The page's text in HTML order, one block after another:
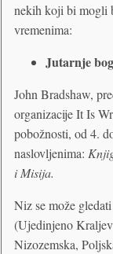
nekih koji bi mogli
vremenima:
Jutarnje
John Bradshaw,
organizacije It Is
pobožnosti, od 4.
naslovljenima:
i Misija.
Niz se može
(Ujedinjeno
Nizozemska,